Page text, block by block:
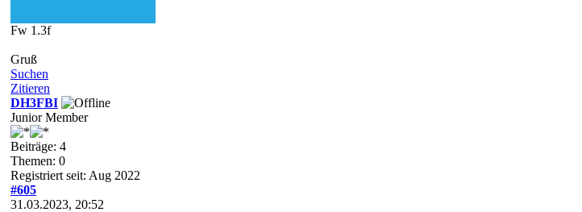
Fw 1.3f
Gruß
Suchen
Zitieren
DH3FBI
Junior Member
Beiträge: 4
Themen: 0
Registriert seit: Aug 2022
#605
31.03.2023, 20:52